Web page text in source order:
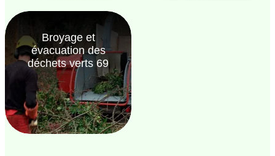
Broyage et
évacuation des
déchets verts 69